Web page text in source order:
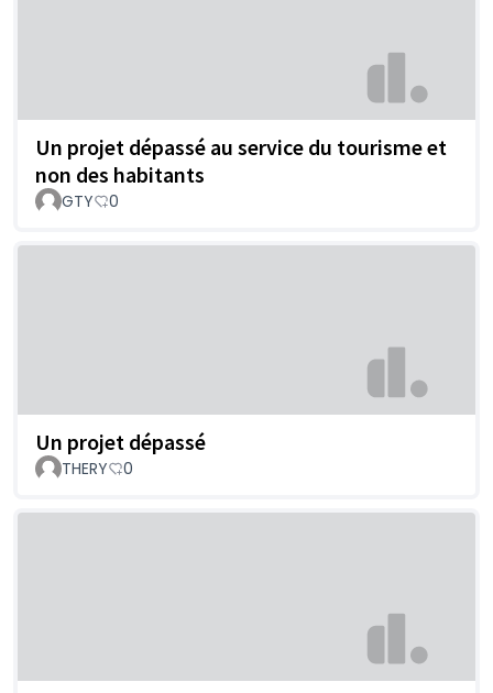
Un projet dépassé au service du tourisme et
non des habitants
GTY 0
Un projet dépassé
THERY 0